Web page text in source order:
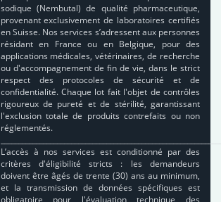
sodique (Nembutal) de qualité pharmaceutique,
provenant exclusivement de laboratoires certifiés
en Suisse. Nos services s’adressent aux personnes
résidant en France ou en Belgique, pour des
applications médicales, vétérinaires, de recherche
ou d'accompagnement de fin de vie, dans le strict
respect des protocoles de sécurité et de
confidentialité. Chaque lot fait l'objet de contrôles
rigoureux de pureté et de stérilité, garantissant
l'exclusion totale de produits contrefaits ou non
réglementés.
L’accès à nos services est conditionné par des
critères d'éligibilité stricts : les demandeurs
doivent être âgés de trente (30) ans au minimum,
et la transmission de données spécifiques est
obligatoire pour l'évaluation technique des